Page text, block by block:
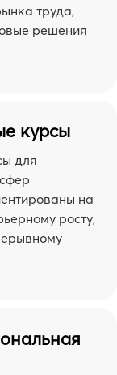
труда,
решения
курсы
для
на
росту,